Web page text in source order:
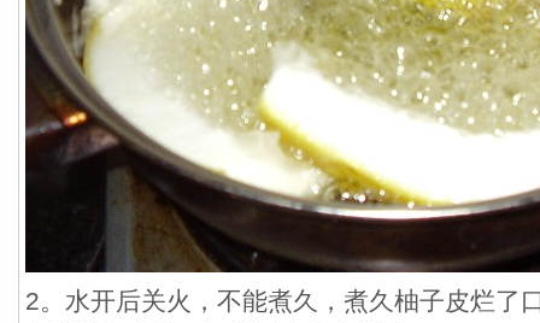
2。水开后关火，不能煮久，煮久柚子皮烂了